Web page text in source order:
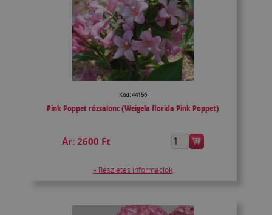
Kód: 44156
Pink Poppet rózsalonc (Weigela florida Pink Poppet)
Ár:2600 Ft
» Részletes információk